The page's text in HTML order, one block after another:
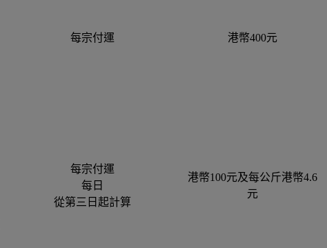
每宗付運 港幣400元
每宗付運
每日
從第三日起計算
港幣100元及每公斤港幣4.6
元